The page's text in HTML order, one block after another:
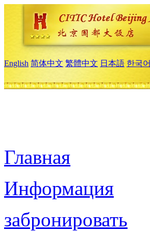
English 简体中文 繁體中文 日本語 한국어
Главная
Информация
забронировать